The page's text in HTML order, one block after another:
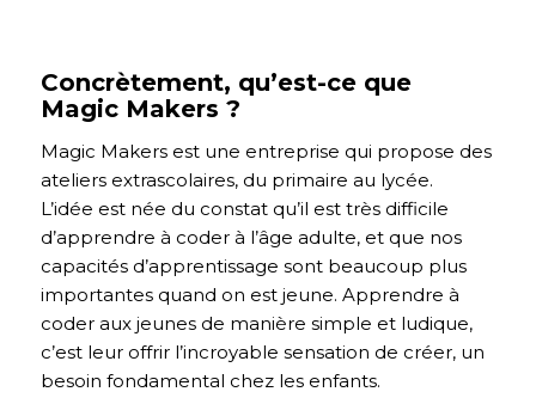
Concrètement, qu’est-ce que
Magic Makers ?
Magic Makers est une entreprise qui propose des
ateliers extrascolaires, du primaire au lycée.
L’idée est née du constat qu’il est très difficile
d’apprendre à coder à l’âge adulte, et que nos
capacités d’apprentissage sont beaucoup plus
importantes quand on est jeune. Apprendre à
coder aux jeunes de manière simple et ludique,
c’est leur offrir l’incroyable sensation de créer, un
besoin fondamental chez les enfants.